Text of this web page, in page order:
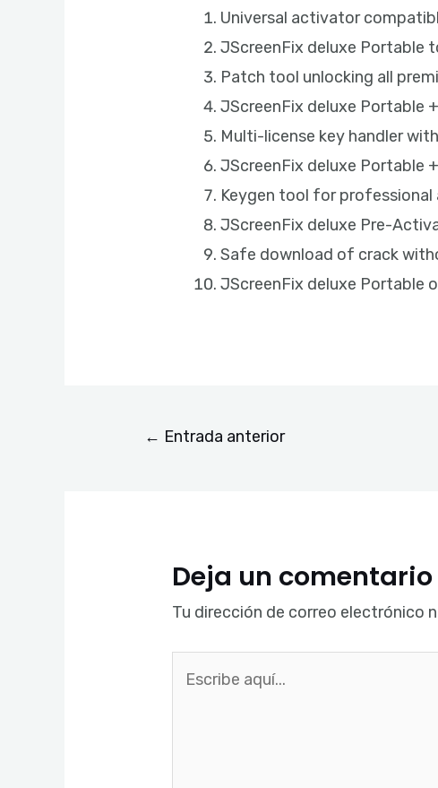
Universal activator
JScreenFix deluxe Portable
Patch tool unlocking all
JScreenFix deluxe Portable
Multi-license key handler
JScreenFix deluxe Portable
Keygen tool for
JScreenFix deluxe Pre-
Safe download of crack
JScreenFix deluxe Portable
← Entrada anterior
Deja un comentario
Tu dirección de correo electrónico